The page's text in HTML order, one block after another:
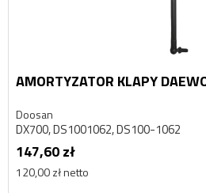
AMORTYZATOR KLAPY
Doosan
DX700, DS1001062, DS100-1062
147,60 zł
120,00 zł netto